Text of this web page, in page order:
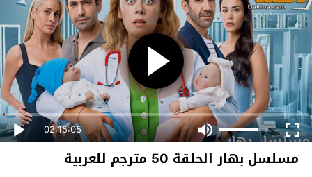
02:15:05
مسلسل بهار الحلقة 50 مترجم للعربية